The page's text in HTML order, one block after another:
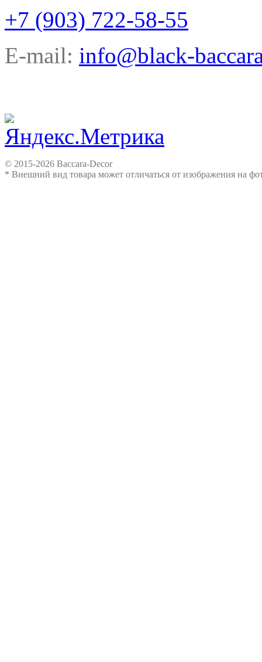
+7 (903) 722-58-55
E-mail: info@black-
© 2015-2026 Baccara-Decor
* Внешний вид товара может отличаться от изображения на